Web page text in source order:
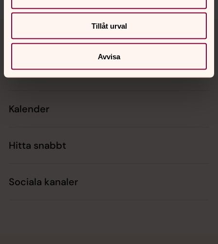
Tillåt urval
Avvisa
Kontakt
Kalender
Hitta snabbt
Sociala kanaler